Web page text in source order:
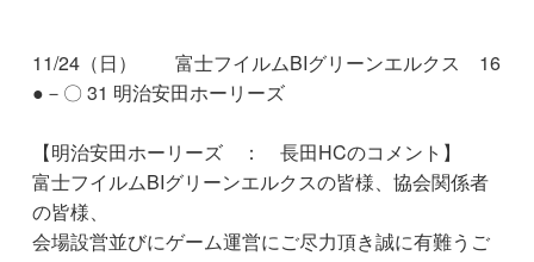
11/24（日） 富士フイルムBIグリーンエルクス 16
●－〇 31 明治安田ホーリーズ
【明治安田ホーリーズ ： 長田HCのコメント】
富士フイルムBIグリーンエルクスの皆様、協会関係者
の皆様、
会場設営並びにゲーム運営にご尽力頂き誠に有難うご